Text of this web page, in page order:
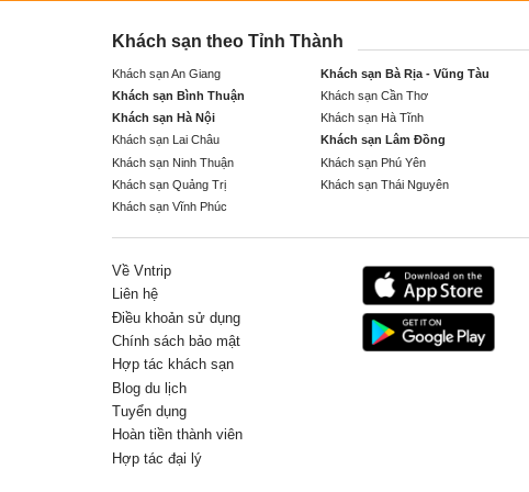
Khách sạn theo Tỉnh Thành
Khách sạn An Giang Khách sạn Bà Rịa - Vũng Tàu
Khách sạn Bình Thuận
Khách sạn Cần Thơ
Khách sạn Hà Nội
Khách sạn Hà Tĩnh
Khách sạn Lai Châu
Khách sạn Lâm Đồng
Khách sạn Ninh Thuận
Khách sạn Phú Yên
Khách sạn Quảng Trị
Khách sạn Thái Nguyên
Khách sạn Vĩnh Phúc
Về Vntrip
Liên hệ
Điều khoản sử dụng
Chính sách bảo mật
Hợp tác khách sạn
Blog du lịch
Tuyển dụng
Hoàn tiền thành viên
Hợp tác đại lý